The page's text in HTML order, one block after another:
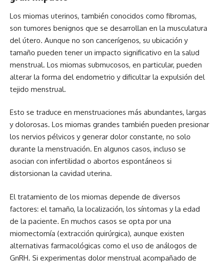
Los miomas uterinos, también conocidos como fibromas,
son tumores benignos que se desarrollan en la musculatura
del útero. Aunque no son cancerígenos, su ubicación y
tamaño pueden tener un impacto significativo en la salud
menstrual. Los miomas submucosos, en particular, pueden
alterar la forma del endometrio y dificultar la expulsión del
tejido menstrual.
Esto se traduce en menstruaciones más abundantes, largas
y dolorosas. Los miomas grandes también pueden presionar
los nervios pélvicos y generar dolor constante, no solo
durante la menstruación. En algunos casos, incluso se
asocian con infertilidad o abortos espontáneos si
distorsionan la cavidad uterina.
El tratamiento de los miomas depende de diversos
factores: el tamaño, la localización, los síntomas y la edad
de la paciente. En muchos casos se opta por una
miomectomía (extracción quirúrgica), aunque existen
alternativas farmacológicas como el uso de análogos de
GnRH. Si experimentas dolor menstrual acompañado de